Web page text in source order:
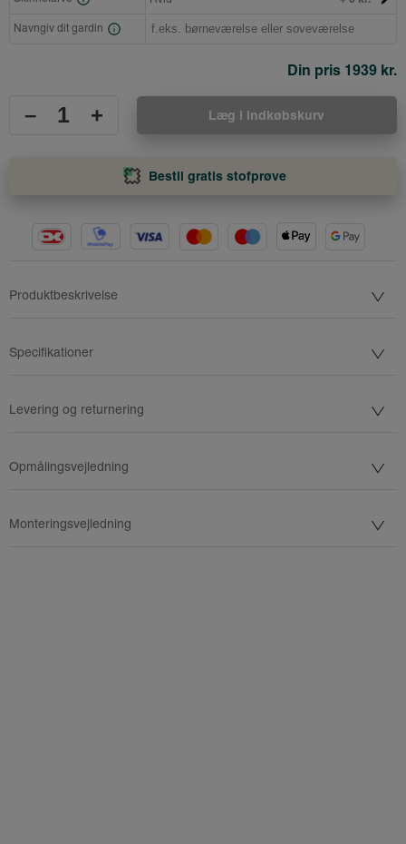
Navngiv dit gardin
Din pris 1939 kr.
– + Læg i indkøbskurv
Bestil gratis stofprøve
Produktbeskrivelse
Specifikationer
Levering og returnering
Opmålingsvejledning
Monteringsvejledning